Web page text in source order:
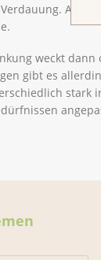
Auch
weckt
gibt es
stark